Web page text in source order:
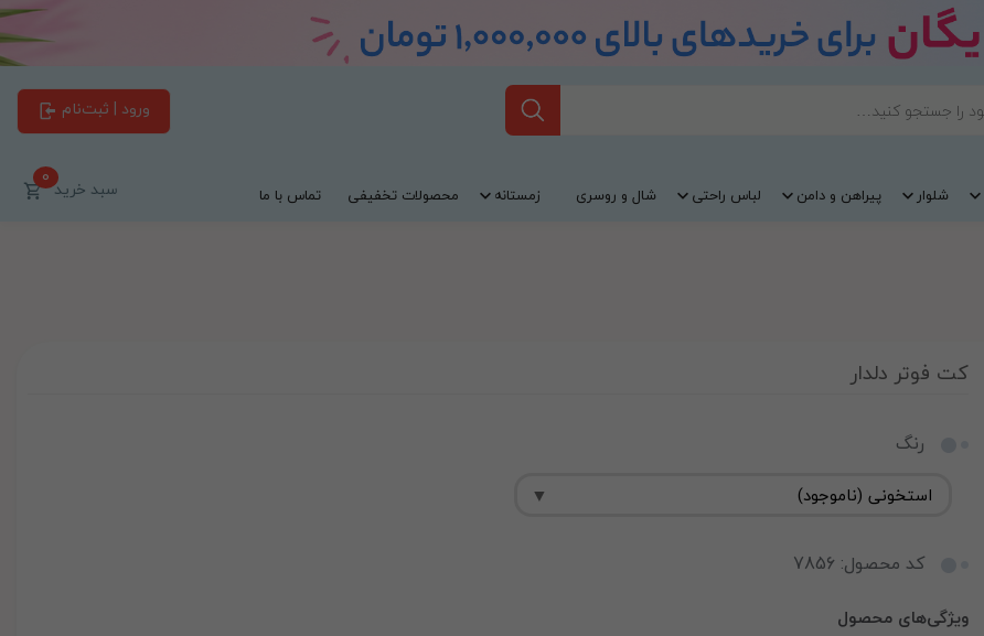
ورود | ثبت‌نام
شلوار پیراهن و دامن لباس راحتی شال و روسری زمستانه محصولات تخفیفی تماس با ما سبد خرید0
کت فوتر دلدار
رنگ
کد محصول: 7856